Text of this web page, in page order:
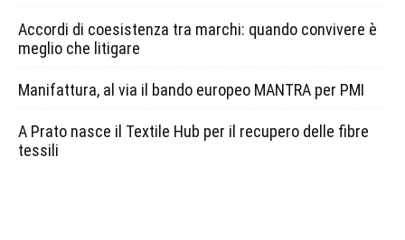
Accordi di coesistenza tra marchi: quando convivere è
meglio che litigare
Manifattura, al via il bando europeo MANTRA per PMI
A Prato nasce il Textile Hub per il recupero delle fibre
tessili